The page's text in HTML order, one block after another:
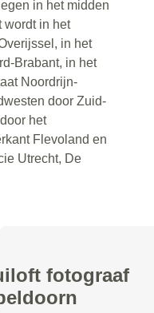
in het midden
wordt in het
in het
Brabant, in het
Noordrijn-
door Zuid-
het
Flevoland en
Utrecht, De
fotograaf